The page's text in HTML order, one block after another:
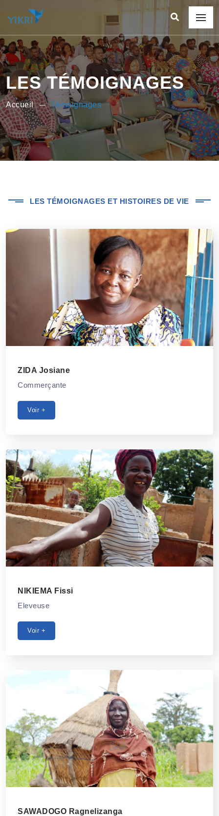
LES TÉMOIGNAGES
Accueil Témoignages
LES TÉMOIGNAGES ET HISTOIRES DE VIE
ZIDA Josiane
Commerçante
Voir +
NIKIEMA Fissi
Eleveuse
Voir +
SAWADOGO Ragnelizanga